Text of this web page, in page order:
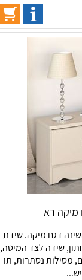
מיקה רא
דגם מיקה. שידת
שידה לצד המיטה,
מסילות נסתרות, תו